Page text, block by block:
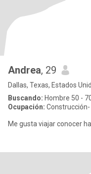
Andrea, 29
Dallas, Texas, Estados
Buscando: Hombre 50 -
Ocupación:
Me gusta viajar conocer